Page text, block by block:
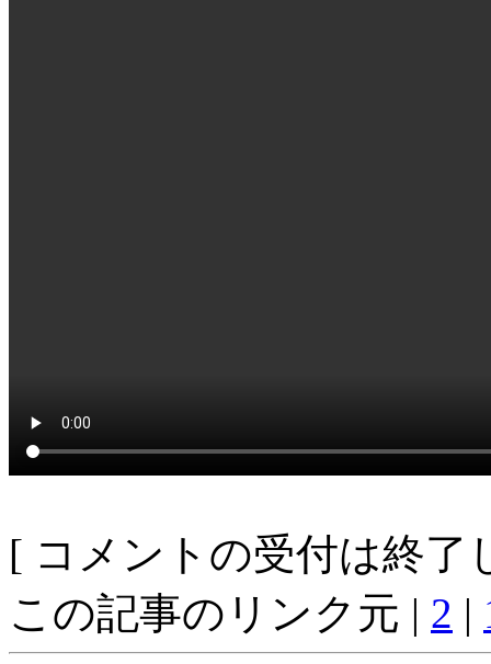
[ コメントの受付は終了
この記事のリンク元 | 2 |